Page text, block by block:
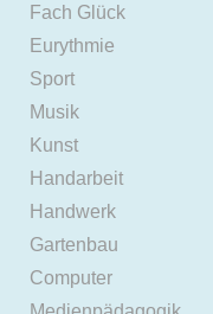
Fach Glück
Eurythmie
Sport
Musik
Kunst
Handarbeit
Handwerk
Gartenbau
Computer